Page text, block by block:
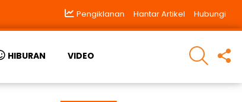
Pengiklanan Hantar Artikel Hubungi
HIBURAN VIDEO
SEARCH